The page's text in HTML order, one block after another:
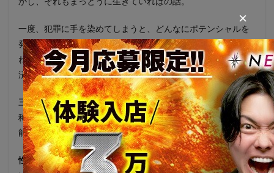
×
一度、犯罪に手を染めてしまうと、どんなにポテンシャルを
発揮できる場があろうとも、世の中から排除されてしまいか
ねないのが世の常。今後、澤村容疑者がどのような形で禊を
済ませるかは現時点でわかりません。
三十路に達していない段階で、ここまで行動できる人間は
稀。まっとうに生きてさえいれば、巨万の富を手に入れる可
能性があったでしょう。
性犯罪者の烙印を一生背負い続けることになるのは間違いな